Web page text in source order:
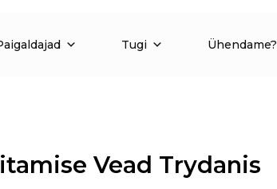
Tugi Ühendame?
Vead Trydanis